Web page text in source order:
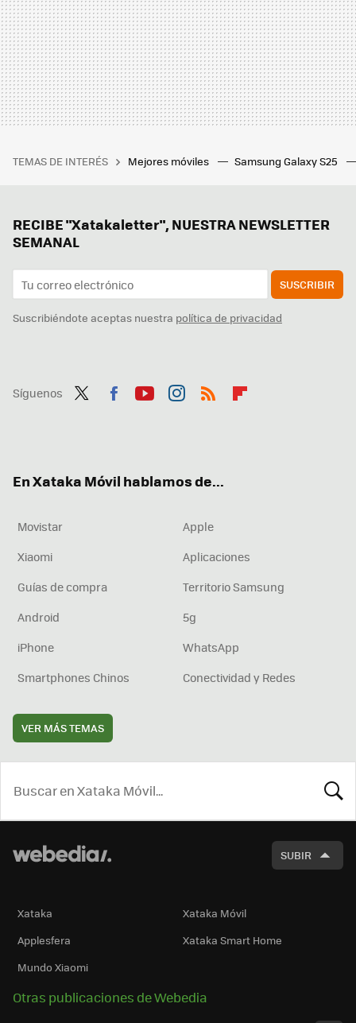
TEMAS DE INTERÉS Mejores móviles Samsung Galaxy S25
RECIBE "Xatakaletter", NUESTRA NEWSLETTER
SEMANAL
SUSCRIBIR
Suscribiéndote aceptas nuestra política de privacidad
Síguenos
En Xataka Móvil hablamos de...
Movistar
Apple
Xiaomi
Aplicaciones
Guías de compra
Territorio Samsung
Android
5g
iPhone
WhatsApp
Smartphones Chinos
Conectividad y Redes
VER MÁS TEMAS
SUBIR
Xataka
Xataka Móvil
Applesfera
Xataka Smart Home
Mundo Xiaomi
Otras publicaciones de Webedia